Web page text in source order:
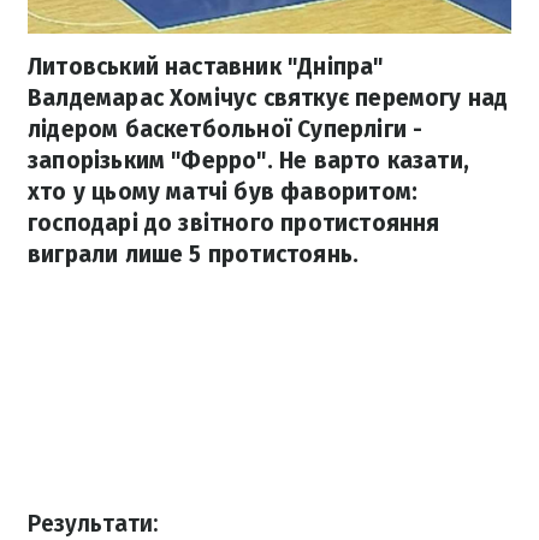
Литовський наставник "Дніпра"
Валдемарас Хомічус святкує перемогу над
лідером баскетбольної Суперліги -
запорізьким "Ферро". Не варто казати,
хто у цьому матчі був фаворитом:
господарі до звітного протистояння
виграли лише 5 протистоянь.
Результати: